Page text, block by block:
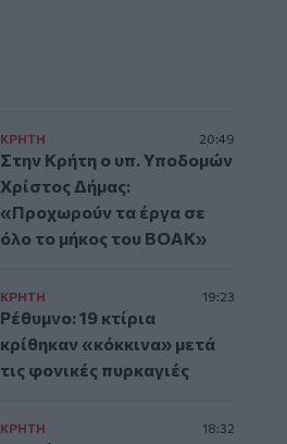
ΚΡΗΤΗ 20:49
Στην Κρήτη ο υπ. Υποδομών
Χρίστος Δήμας:
«Προχωρούν τα έργα σε
όλο το μήκος του ΒΟΑΚ»
ΚΡΗΤΗ 19:23
Ρέθυμνο: 19 κτίρια
κρίθηκαν «κόκκινα» μετά
τις φονικές πυρκαγιές
ΚΡΗΤΗ 18:32